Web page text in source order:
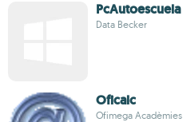
PcAutoescuela
Data Becker
Oficalc
Ofimega Acadèmies